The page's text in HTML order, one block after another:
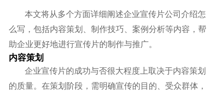
本文将从多个方面详细阐述企业宣传片公司介绍怎
么写，包括内容策划、制作技巧、案例分析等内容，帮
助企业更好地进行宣传片的制作与推广。
内容策划
企业宣传片的成功与否很大程度上取决于内容策划
的质量。在策划阶段，需明确宣传的目的、受众群体，